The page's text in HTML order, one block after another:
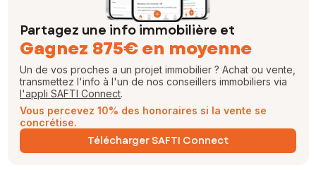
Partagez une info immobilière et
Gagnez 875€ en moyenne
Un de vos proches a un projet immobilier ? Achat ou vente,
transmettez l'info à l'un de nos conseillers immobiliers via
l'appli SAFTI Connect.
Vous percevez 10% des honoraires si la vente se
concrétise.
Télécharger SAFTI Connect